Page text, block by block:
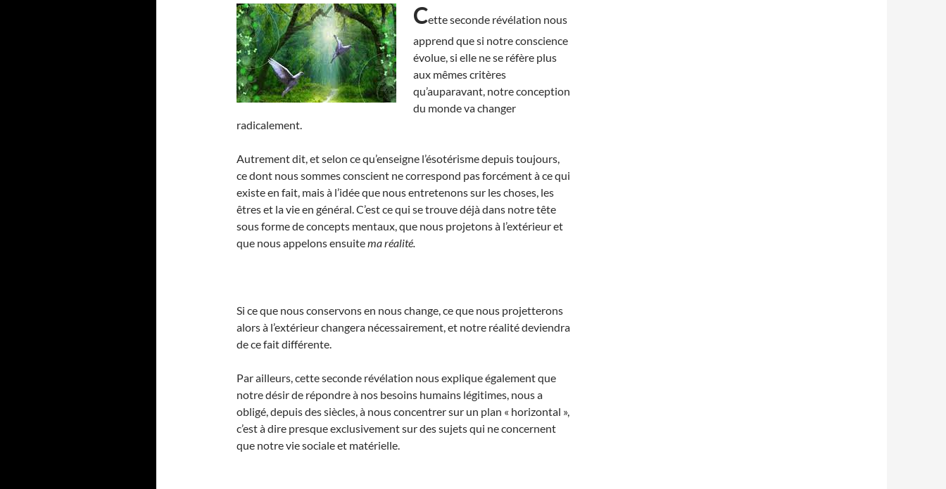
Cette seconde révélation nous
apprend que si notre conscience
évolue, si elle ne se réfère plus
aux mêmes critères
qu’auparavant, notre conception
du monde va changer
radicalement.
Autrement dit, et selon ce qu’enseigne l’ésotérisme depuis toujours,
ce dont nous sommes conscient ne correspond pas forcément à ce qui
existe en fait, mais à l’idée que nous entretenons sur les choses, les
êtres et la vie en général. C’est ce qui se trouve déjà dans notre tête
sous forme de concepts mentaux, que nous projetons à l’extérieur et
que nous appelons ensuitema réalité.
Si ce que nous conservons en nous change, ce que nous projetterons
alors à l’extérieur changera nécessairement, et notre réalité deviendra
de ce fait différente.
Par ailleurs, cette seconde révélation nous explique également que
notre désir de répondre à nos besoins humains légitimes, nous a
obligé, depuis des siècles, à nous concentrer sur un plan « horizontal »,
c’est à dire presque exclusivement sur des sujets qui ne concernent
que notre vie sociale et matérielle.